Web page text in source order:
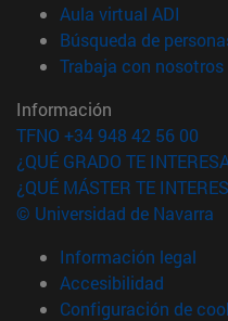
Aula virtual ADI
Búsqueda de
Trabaja con nosotros
Información
TFNO +34 948 42 56 00
¿QUÉ GRADO TE
¿QUÉ MÁSTER TE
© Universidad de Navarra
Información legal
Accesibilidad
Configuración de